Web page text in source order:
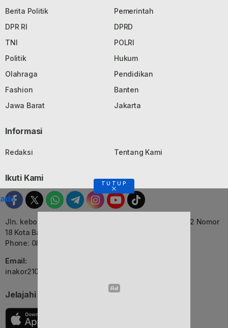
Berita Politik
Pemerintah
DPR RI
DPRD
TNI
POLRI
Politik
Hukum
Olahraga
Pendidikan
Fashion
Banten
Jawa Barat
Jakarta
Informasi
Redaksi Tentang Kami
Ikuti Kami
Jln. kebon Jati, Komplek Ruko Luxor Permai Kavling 22 Nomor
18 Kota Bandung, Jawa Barat
Phone: 082116055552
Email:
inakor2105@gmail.com (Redaksi)
Jelajahi Berita di Apps Kami
TUTUP
ads